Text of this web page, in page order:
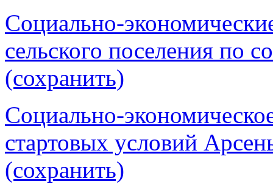
Социально-
сельского поселения по
(сохранить)
Социально-
стартовых условий
(сохранить)